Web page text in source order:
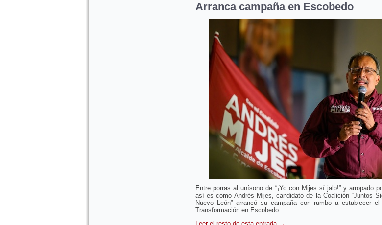
Arranca campaña en Escobedo
Entre porras al unísono de “¡Yo con Mijes sí jalo!” y arropado
así es como Andrés Mijes, candidato de la Coalición “Juntos
Nuevo León” arrancó su campaña con rumbo a establecer
Transformación en Escobedo.
Leer el resto de esta entrada →